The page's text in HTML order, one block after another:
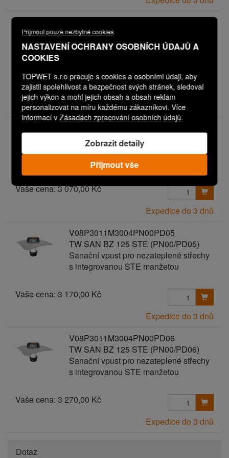
Přijmout pouze nezbytné cookies
NASTAVENÍ OCHRANY OSOBNÍCH ÚDAJŮ A
COOKIES
TOPWET s.r.o pracuje s cookies a osobními údaji, aby
zajistil spolehlivost a bezpečnost svých stránek, sledoval
jejich výkon a mohl jejich obsah a obsah reklam
personalizovat na míru každému zákazníkovi. Více
informací vZásadách zpracování osobních údajů.
Zobrazit detaily
Přijmout vše
TW SAN BZ 125 STE (PN00/PD03)
Sanační vpust pro nezateplené střechy
Vaše cena:2 970,00 Kč
Expedice do 3 dnů
TW SAN BZ 125 STE (PN00/PD04)
Sanační vpust pro nezateplené střechy
s integrovanou STE manžetou
Vaše cena:3 070,00 Kč
Expedice do 3 dnů
V08P3011M3004PN00PD05
TW SAN BZ 125 STE (PN00/PD05)
Sanační vpust pro nezateplené střechy
s integrovanou STE manžetou
Vaše cena: 3 170,00 Kč
Expedice do 3 dnů
V08P3011M3004PN00PD06
TW SAN BZ 125 STE (PN00/PD06)
Sanační vpust pro nezateplené střechy
s integrovanou STE manžetou
Vaše cena: 3 270,00 Kč
Expedice do 3 dnů
Dotaz